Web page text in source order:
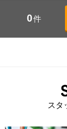
0件
スタ